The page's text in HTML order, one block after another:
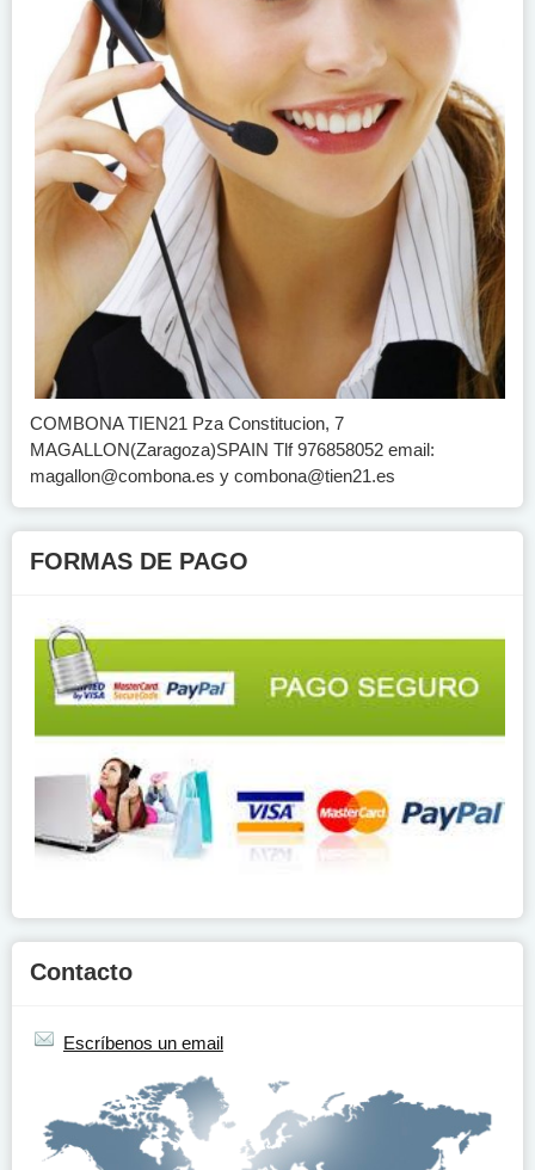
COMBONA TIEN21 Pza Constitucion, 7
MAGALLON(Zaragoza)SPAIN Tlf 976858052 email:
magallon@combona.es y combona@tien21.es
FORMAS DE PAGO
Contacto
Escríbenos un email